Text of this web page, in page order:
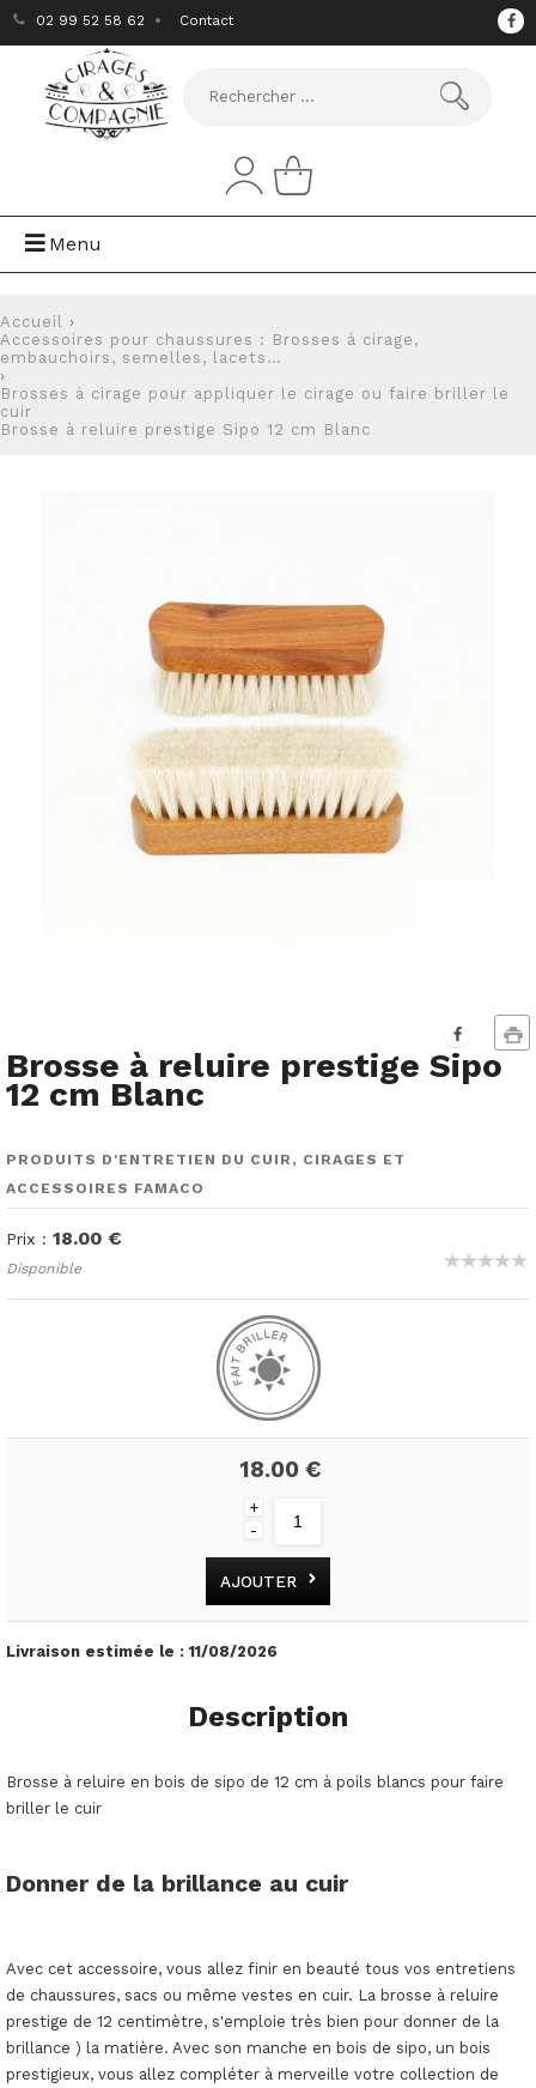
02 99 52 58 62 Contact
Menu
Accueil ›
Accessoires pour chaussures : Brosses à cirage,
embauchoirs, semelles, lacets…
›
Brosses à cirage pour appliquer le cirage ou faire briller le
cuir
Brosse à reluire prestige Sipo 12 cm Blanc
Brosse à reluire prestige Sipo
12 cm Blanc
PRODUITS D'ENTRETIEN DU CUIR, CIRAGES ET
ACCESSOIRES FAMACO
Prix : 18.00 €
Disponible
18.00 €
+
-
AJOUTER
Livraison estimée le :11/08/2026
Description
Brosse à reluire en bois de sipo de 12 cm à poils blancs pour faire
briller le cuir
Donner de la brillance au cuir
Avec cet accessoire, vous allez finir en beauté tous vos entretiens
de chaussures, sacs ou même vestes en cuir. La brosse à reluire
prestige de 12 centimètre, s'emploie très bien pour donner de la
brillance ) la matière. Avec son manche en bois de sipo, un bois
prestigieux, vous allez compléter à merveille votre collection de